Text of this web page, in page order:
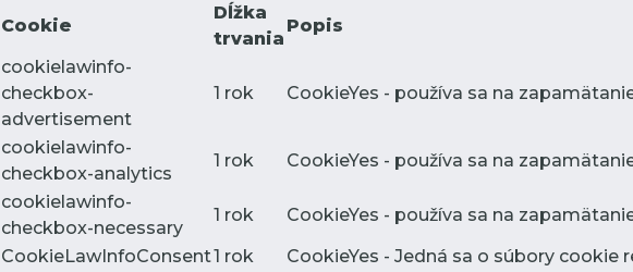
Cookie
Dĺžka
trvania
Popis
cookielawinfo-
checkbox-
advertisement
1 rok CookieYes - používa sa na
cookielawinfo-
checkbox-analytics
1 rok
CookieYes - používa sa na
cookielawinfo-
checkbox-necessary
1 rok
CookieYes - používa sa na
CookieLawInfoConsent1 rok CookieYes - Jedná sa o súbory cookie